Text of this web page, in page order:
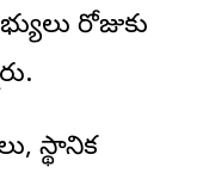
రోజుకు
స్థానిక